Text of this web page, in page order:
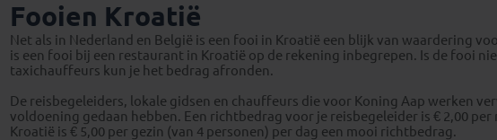
Montenegro(2)
Noord-Macedonië
Fooien Kroatië
Net als in Nederland en België is een fooi in Kroatië een blijk van waardering
is een fooi bij een restaurant in Kroatië op de rekening inbegrepen. Is de fooi
taxichauffeurs kun je het bedrag afronden.
De reisbegeleiders, lokale gidsen en chauffeurs die voor Koning Aap werken
voldoening gedaan hebben. Een richtbedrag voor je reisbegeleider is € 2,00
Kroatië is € 5,00 per gezin (van 4 personen) per dag een mooi richtbedrag.